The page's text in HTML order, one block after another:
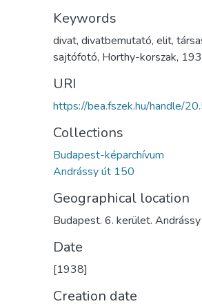
Keywords
divat, divatbemutató, elit,
sajtófotó, Horthy-korszak,
URI
https://bea.fszek.hu/handle/
Collections
Budapest-képarchívum
Andrássy út 150
Geographical location
Budapest. 6. kerület.
Date
[1938]
Creation date